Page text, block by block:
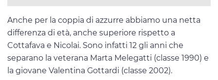
Anche per la coppia di azzurre abbiamo una netta
differenza di età, anche superiore rispetto a
Cottafava e Nicolai. Sono infatti 12 gli anni che
separano la veterana Marta Melegatti (classe 1990) e
la giovane Valentina Gottardi (classe 2002).